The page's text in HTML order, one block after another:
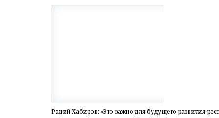
Радий Хабиров: «Это важно для будущего развития